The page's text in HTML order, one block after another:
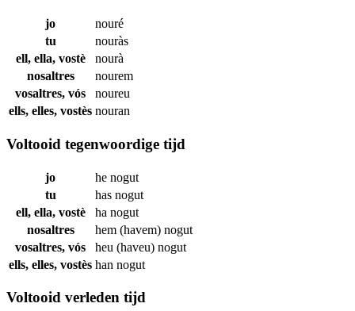
jo
nouré
tu
nouràs
ell, ella, vostè
nourà
nosaltres
nourem
vosaltres, vós
noureu
ells, elles, vostès nouran
Voltooid tegenwoordige tijd
jo he nogut
tu
has nogut
ell, ella, vostè
ha nogut
nosaltres
hem (havem) nogut
vosaltres, vós
heu (haveu) nogut
ells, elles, vostès han nogut
Voltooid verleden tijd